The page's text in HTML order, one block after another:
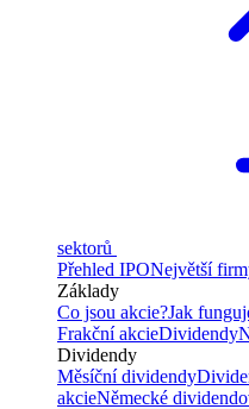
sektorů
Přehled IPONejvětší
Základy
Co jsou akcie?Jak
Frakční akcieDividendy
Dividendy
Měsíční dividendy
akcieNěmecké